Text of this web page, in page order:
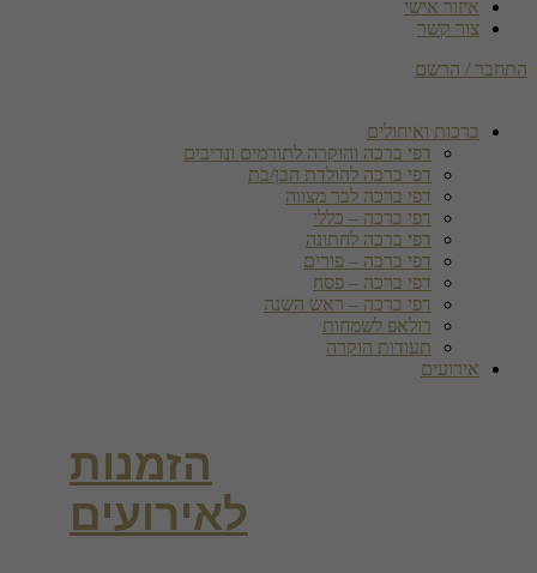
איזור אישי
צור קשר
התחבר / הרשם
ברכות ואיחולים
דפי ברכה והוקרה לתורמים ונדיבים
דפי ברכה להולדת הבן/בת
דפי ברכה לבר מצווה
דפי ברכה – כללי
דפי ברכה לחתונה
דפי ברכה – פורים
דפי ברכה – פסח
דפי ברכה – ראש השנה
רולאפ לשמחות
תעודות הוקרה
אירועים
הזמנות
לאירועים